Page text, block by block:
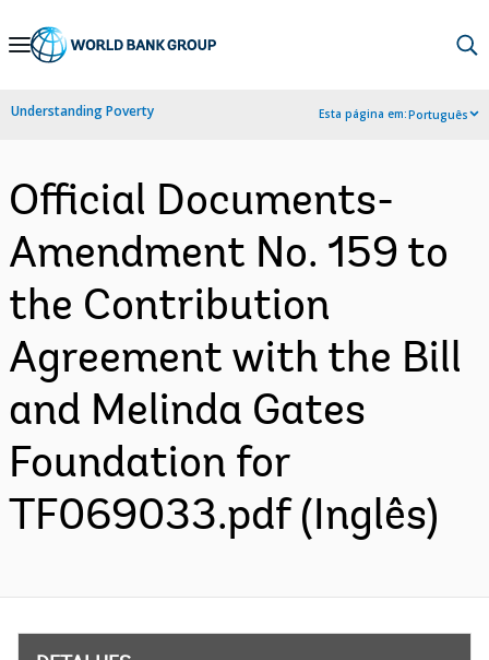
Skip
Navigation
Understanding Poverty Esta página em:Português
Official Documents-
Amendment No. 159 to
the Contribution
Agreement with the Bill
and Melinda Gates
Foundation for
TF069033.pdf (Inglês)